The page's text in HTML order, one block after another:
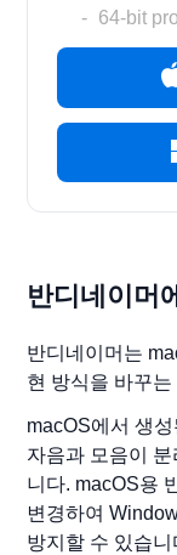
반디네이머
반디네이머는
현 방식을 바꾸는
macOS에서 생
자음과 모음이
니다. macOS용
변경하여
방지할 수 있습니
64-bit